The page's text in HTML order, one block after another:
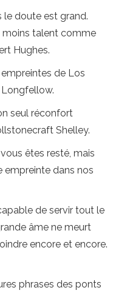
le doute est grand.
moins talent comme
Hughes.
de Los
seul réconfort
Shelley.
êtes resté, mais
empreinte dans nos
de servir tout le
âme ne meurt
encore et encore.
phrases des ponts